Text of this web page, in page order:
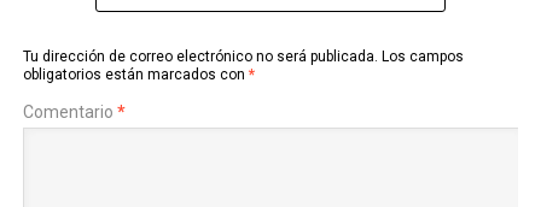
Tu dirección de correo electrónico no será publicada. Los campos
obligatorios están marcados con *
Comentario *